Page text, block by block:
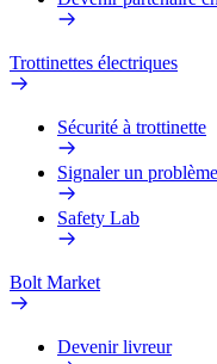
Trottinettes électriques
Sécurité à trottinette
Signaler un problème
Safety Lab
Bolt Market
Devenir livreur